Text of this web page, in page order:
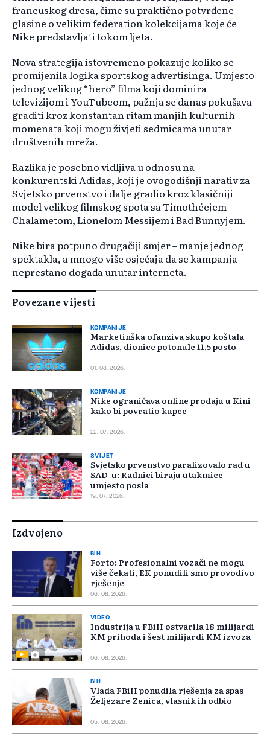
francuskog dresa, čime su praktično potvrđene
glasine o velikim federation kolekcijama koje će
Nike predstavljati tokom ljeta.
Nova strategija istovremeno pokazuje koliko se
promijenila logika sportskog advertisinga. Umjesto
jednog velikog “hero” filma koji dominira
televizijom i YouTubeom, pažnja se danas pokušava
graditi kroz konstantan ritam manjih kulturnih
momenata koji mogu živjeti sedmicama unutar
društvenih mreža.
Razlika je posebno vidljiva u odnosu na
konkurentski Adidas, koji je ovogodišnji narativ za
Svjetsko prvenstvo i dalje gradio kroz klasičniji
model velikog filmskog spota sa Timothéejem
Chalametom, Lionelom Messijem i Bad Bunnyjem.
Nike bira potpuno drugačiji smjer – manje jednog
spektakla, a mnogo više osjećaja da se kampanja
neprestano događa unutar interneta.
Povezane vijesti
KOMPANIJE
Marketinška ofanziva skupo koštala
Adidas, dionice potonule 11,5 posto
01. 08. 2026.
KOMPANIJE
Nike ograničava online prodaju u Kini
kako bi povratio kupce
22. 07. 2026.
SVIJET
Svjetsko prvenstvo paralizovalo rad u
SAD-u: Radnici biraju utakmice
umjesto posla
19. 07. 2026.
Izdvojeno
BIH
Forto: Profesionalni vozači ne mogu
više čekati, EK ponudili smo provodivo
rješenje
06. 08. 2026.
VIDEO
Industrija u FBiH ostvarila 18 milijardi
KM prihoda i šest milijardi KM izvoza
06. 08. 2026.
BIH
Vlada FBiH ponudila rješenja za spas
Željezare Zenica, vlasnik ih odbio
05. 08. 2026.